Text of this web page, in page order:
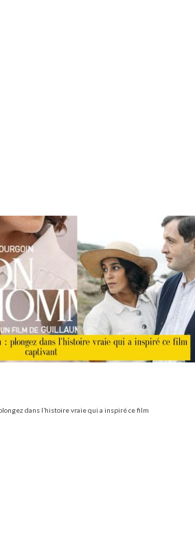
dans l’histoire vraie qui a inspiré ce film